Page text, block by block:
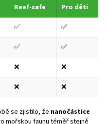
Reef-safe Pro děti
✅ ✅
✅ ✅
❌ ❌
❌ ❌
se zjistilo, že nanočástice
mořskou faunu téměř stejně